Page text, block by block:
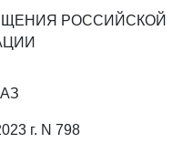
РОССИЙСКОЙ
г. N 798